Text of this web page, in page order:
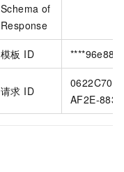
Schema of
Response
模板 ID
请求 ID
AF2E-